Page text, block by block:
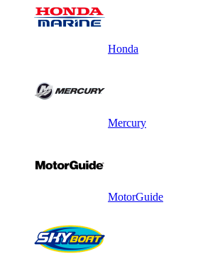
Honda
Mercury
MotorGuide